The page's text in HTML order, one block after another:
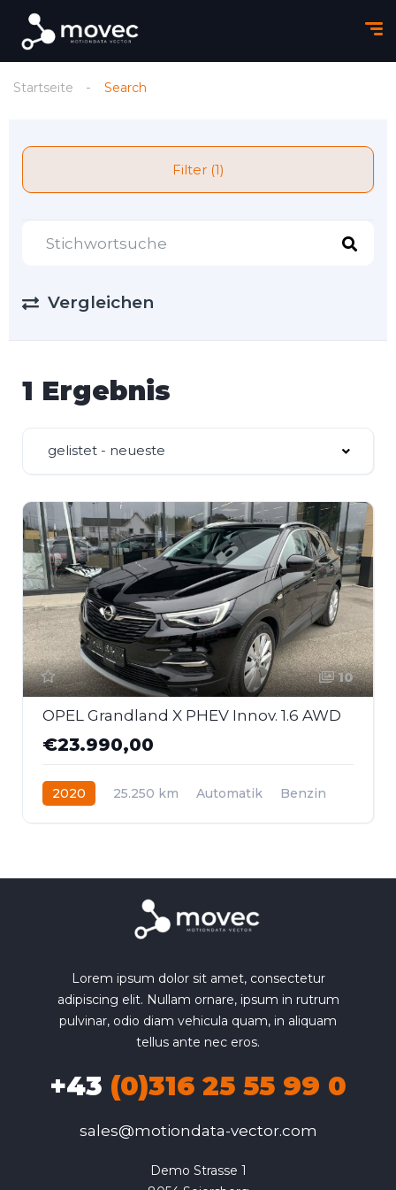
Startseite Search
Filter (1)
Vergleichen
1 Ergebnis
gelistet - neueste
10
OPEL Grandland X PHEV Innov. 1.6 AWD
€23.990,00
2020 25.250 km Automatik
Benzin
Lorem ipsum dolor sit amet, consectetur
adipiscing elit. Nullam ornare, ipsum in rutrum
pulvinar, odio diam vehicula quam, in aliquam
tellus ante nec eros.
+43 (0)316 25 55 99 0
sales@motiondata-vector.com
Demo Strasse 1